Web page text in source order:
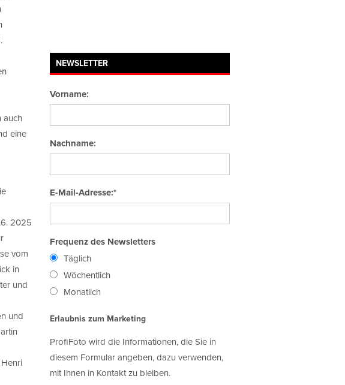
auch
eine
2025
vom
in
und
und
NEWSLETTER
Vorname:
Nachname:
E-Mail-Adresse:*
Frequenz des Newsletters
Täglich
Wöchentlich
Monatlich
Erlaubnis zum Marketing
ProfiFoto wird die Informationen, die Sie in
diesem Formular angeben, dazu verwenden,
mit Ihnen in Kontakt zu bleiben.